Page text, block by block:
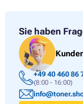
Sie haben
+49 40 460 86
(8:00 - 16:00)